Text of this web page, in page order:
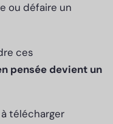
ou défaire un
ces
pensée devient un
télécharger